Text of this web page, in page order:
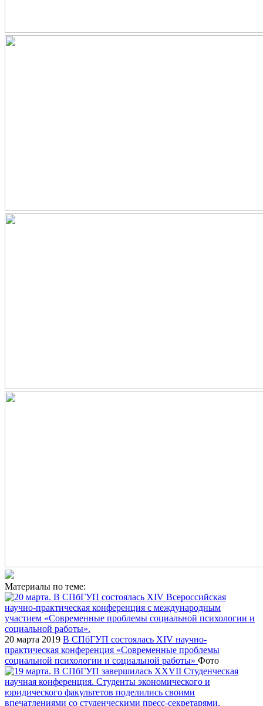
Материалы по теме:
20 марта 2019 В СПбГУП состоялась XIV научно-
практическая конференция «Современные проблемы
социальной психологии и социальной работы» Фото